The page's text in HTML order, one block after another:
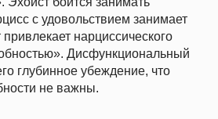
с удовольствием занимает
нарциссического
Дисфункциональный
глубинное убеждение, что
не важны.